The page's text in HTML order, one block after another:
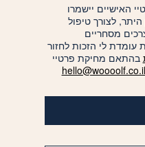
האישיים יישמרו
לצורך טיפול
מסחריים
עומדת לי הזכות לחזור
בהתאם מחיקת פרטיי
hello@woooolf.co.il